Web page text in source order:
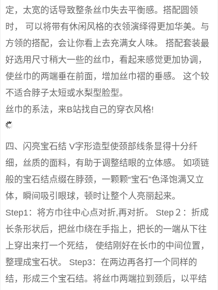
定，太宽的话导致整条丝巾失去平衡感。搭配圆领
时， 可以将带有休闲风格的衣领演绎得更加华美。与
方领的搭配，会让你看上去充满女人味。 搭配套装最
好选用尺寸稍大一些的丝巾，看起来感觉更加协调，
使丝巾的两端垂在前面，增加丝巾褶的垂感。 这个较
不适合脖子太短或水梨型脸型。
丝巾的系法，来B站找自己的穿衣风格!
四、闪亮宝石结 V字形造型使颈部线条显得十分纤
细，丝质的面料，有助于调整结眼的立体感。 如项链
般的宝石结点缀在脖颈，一颗颗“宝石”色泽饱满又立
体，瞬间吸引眼球，顿时让整个人亮丽起来。
Step1：将方巾往中心点对折,再对折。 Step２：折成
长条形状后，把丝巾绕在手指上，把长的一端从下往
上穿出来打一个死结， 使结刚好在长巾的中间位置，
整理成宝石状。 Step3：在两边再各打一个同样的
结，形成三个宝石结。将丝巾两端拉到颈后，以平结